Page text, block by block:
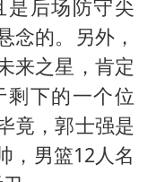
后场防守尖
念的。另外，
来之星，肯定
下的一个位
竟，郭士强是
，男篮12人名